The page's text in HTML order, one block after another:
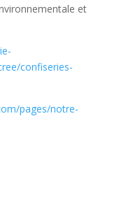
et
confiseries-
pages/notre-